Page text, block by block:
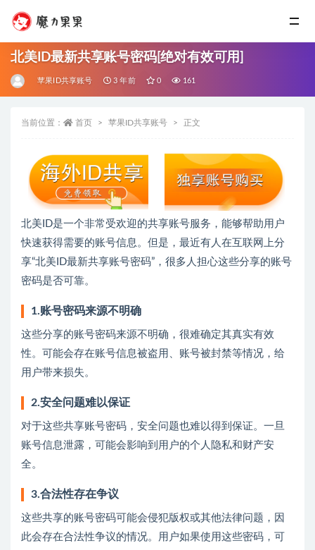
北美ID最新共享账号密码[绝对有效可用]
苹果ID共享账号 3 年前 0 161
当前位置： 首页 苹果ID共享账号 正文
北美ID是一个非常受欢迎的共享账号服务，能够帮助用户
快速获得需要的账号信息。但是，最近有人在互联网上分
享“北美ID最新共享账号密码”，很多人担心这些分享的账号
密码是否可靠。
1.账号密码来源不明确
这些分享的账号密码来源不明确，很难确定其真实有效
性。可能会存在账号信息被盗用、账号被封禁等情况，给
用户带来损失。
2.安全问题难以保证
对于这些共享账号密码，安全问题也难以得到保证。一旦
账号信息泄露，可能会影响到用户的个人隐私和财产安
全。
3.合法性存在争议
这些共享的账号密码可能会侵犯版权或其他法律问题，因
此会存在合法性争议的情况。用户如果使用这些密码，可